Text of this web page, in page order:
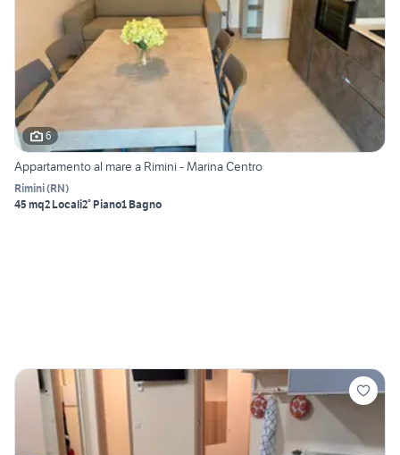
6
Appartamento al mare a Rimini - Marina Centro
Rimini(RN)
45 mq2 Locali2° Piano1 Bagno